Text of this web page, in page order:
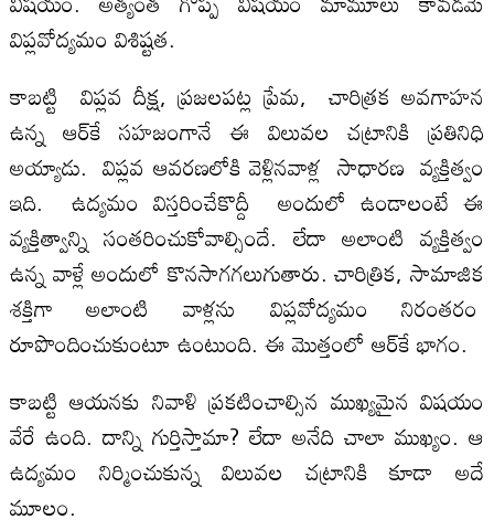
విప్లవోద్యమం విశిష్టత.
కాబ‌ట్టి విప్ల‌వ దీక్ష‌, ప్ర‌జ‌ల‌ప‌ట్ల ప్రేమ‌, చారిత్ర‌క అవ‌గాహ‌న
ఉన్న ఆర్‌కే స‌హ‌జంగానే ఈ విలువ‌ల చ‌ట్రానికి ప్ర‌తినిధి
అయ్యాడు. విప్ల‌వ ఆవ‌ర‌ణ‌లోకి వెళ్లిన‌వాళ్ల సాధార‌ణ వ్య‌క్తిత్వం
ఇది. ఉద్య‌మం విస్త‌రించేకొద్దీ అందులో ఉండాలంటే ఈ
వ్య‌క్తిత్వాన్ని సంత‌రించుకోవాల్సిందే. లేదా అలాంటి వ్య‌క్తిత్వం
ఉన్న వాళ్లే అందులో కొన‌సాగగ‌లుగుతారు. చారిత్రిక‌, సామాజిక
శ‌క్తిగా అలాంటి వాళ్ల‌ను విప్ల‌వోద్య‌మం నిరంత‌రం
రూపొందించుకుంటూ ఉంటుంది. ఈ మొత్తంలో ఆర్‌కే భాగం.
కాబ‌ట్టి ఆయ‌న‌కు నివాళి ప్రకటించాల్సిన ముఖ్య‌మైన విష‌యం
వేరే ఉంది. దాన్ని గుర్తిస్తామా? లేదా అనేది చాలా ముఖ్యం. ఆ
ఉద్య‌మం నిర్మించుకున్న విలువల చ‌ట్రానికి కూడా అదే
మూలం.